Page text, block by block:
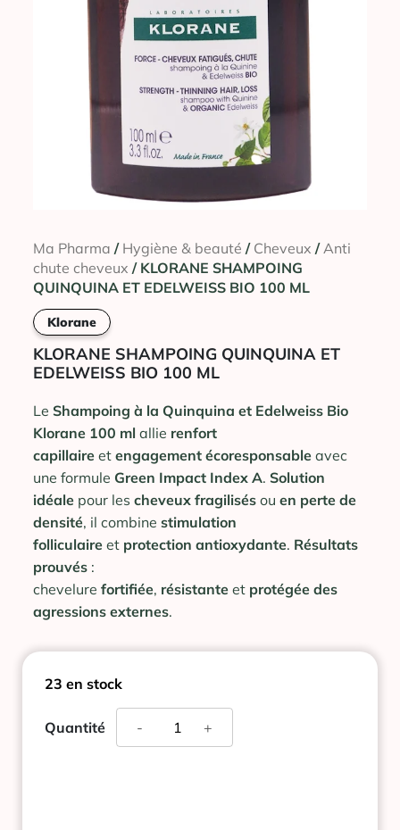
Ma Pharma / Hygiène & beauté / Cheveux /Anti
chute cheveux / KLORANE SHAMPOING
QUINQUINA ET EDELWEISS BIO 100 ML
Klorane
KLORANE SHAMPOING QUINQUINA ET
EDELWEISS BIO 100 ML
Le Shampoing à la Quinquina et Edelweiss Bio
Klorane 100 ml allie renfort
capillaire et engagement écoresponsable avec
une formule Green Impact Index A. Solution
idéale pour les cheveux fragilisés ou en perte de
densité, il combine stimulation
folliculaire et protection antioxydante. Résultats
prouvés :
chevelure fortifiée, résistante et protégée des
agressions externes.
23 en stock
Quantité +
quantité
-